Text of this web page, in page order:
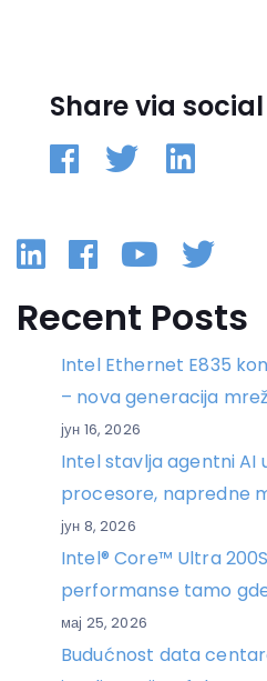
Share via
Linkedin
Facebook
YouTube
Recent Posts
Intel Ethernet E835
– nova generacija
јун 16, 2026
Intel stavlja agentni AI
procesore, napredne
јун 8, 2026
Intel® Core™ Ultra
performanse tamo
мај 25, 2026
Budućnost data